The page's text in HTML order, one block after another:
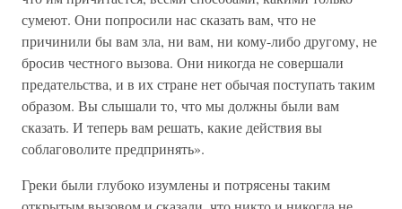
сумеют. Они попросили нас сказать вам, что не
причинили бы вам зла, ни вам, ни кому-либо другому, не
бросив честного вызова. Они никогда не совершали
предательства, и в их стране нет обычая поступать таким
образом. Вы слышали то, что мы должны были вам
сказать. И теперь вам решать, какие действия вы
соблаговолите предпринять».
Греки были глубоко изумлены и потрясены таким